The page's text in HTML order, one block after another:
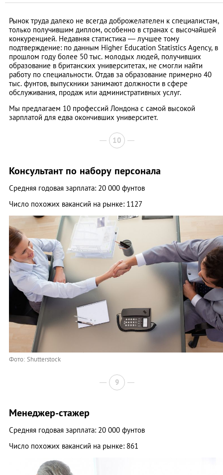
Рынок труда далеко не всегда доброжелателен к специалистам,
только получившим диплом, особенно в странах с высочайшей
конкуренцией. Недавняя статистика — лучшее тому
подтверждение: по данным Higher Education Statistics Agency, в
прошлом году более 50 тыс. молодых людей, получивших
образование в британских университетах, не смогли найти
работу по специальности. Отдав за образование примерно 40
тыс. фунтов, выпускники занимают должности в сфере
обслуживания, продаж или административных услуг.
Мы предлагаем 10 профессий Лондона с самой высокой
зарплатой для едва окончивших университет.
10
Консультант по набору персонала
Средняя годовая зарплата: 20 000 фунтов
Число похожих вакансий на рынке: 1127
Фото: Shutterstock
9
Менеджер-стажер
Средняя годовая зарплата: 20 000 фунтов
Число похожих вакансий на рынке: 861